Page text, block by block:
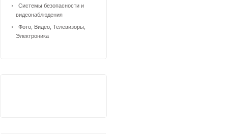
Системы безопасности и
видеонаблюдения
Фото, Видео, Телевизоры,
Электроника